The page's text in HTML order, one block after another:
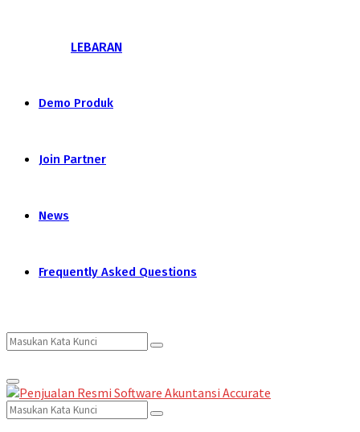
LEBARAN
Demo Produk
Join Partner
News
Frequently Asked Questions
Search
for:
Search
Primary
Menu
Search
for:
Search